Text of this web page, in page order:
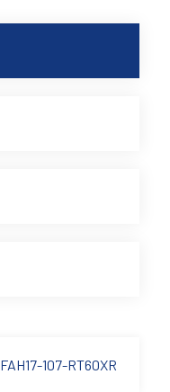
FAH17-107-RT60XR